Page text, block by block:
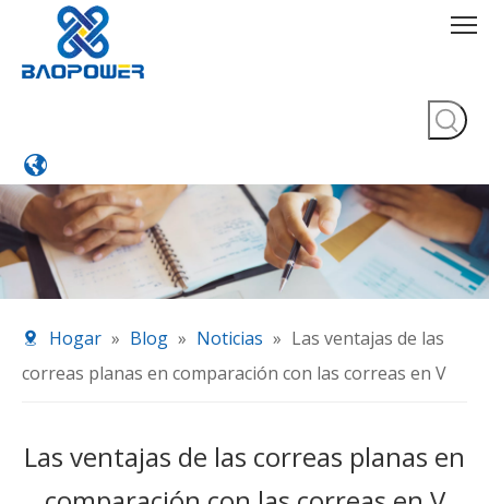
Hogar » Blog » Noticias » Las ventajas de las
correas planas en comparación con las correas en V
Las ventajas de las correas planas en